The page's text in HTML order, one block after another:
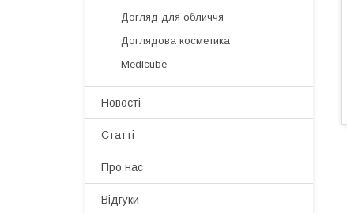
Догляд для обличчя
Доглядова косметика
Medicube
Новості
Статті
Про нас
Відгуки